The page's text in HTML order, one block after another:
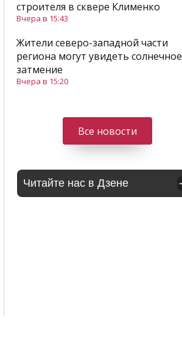
строителя в сквере Клименко
Вчера в 15:43
Жители северо-западной части
региона могут увидеть солнечное
затмение
Вчера в 15:20
Все новости
Читайте нас в Дзене